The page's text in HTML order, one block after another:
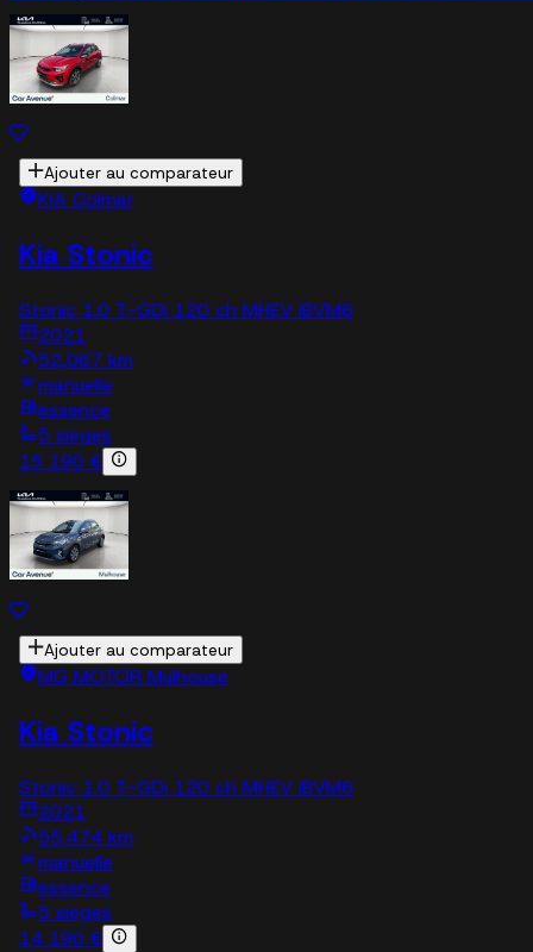
Ajouter au comparateur
KIA Colmar
Kia Stonic
Stonic 1.0 T-GDi 120 ch MHEV iBVM6
2021
52,067 km
manuelle
essence
5 sieges
15 190 €
Ajouter au comparateur
MG MOTOR Mulhouse
Kia Stonic
Stonic 1.0 T-GDi 120 ch MHEV iBVM6
2021
55,474 km
manuelle
essence
5 sieges
14 190 €